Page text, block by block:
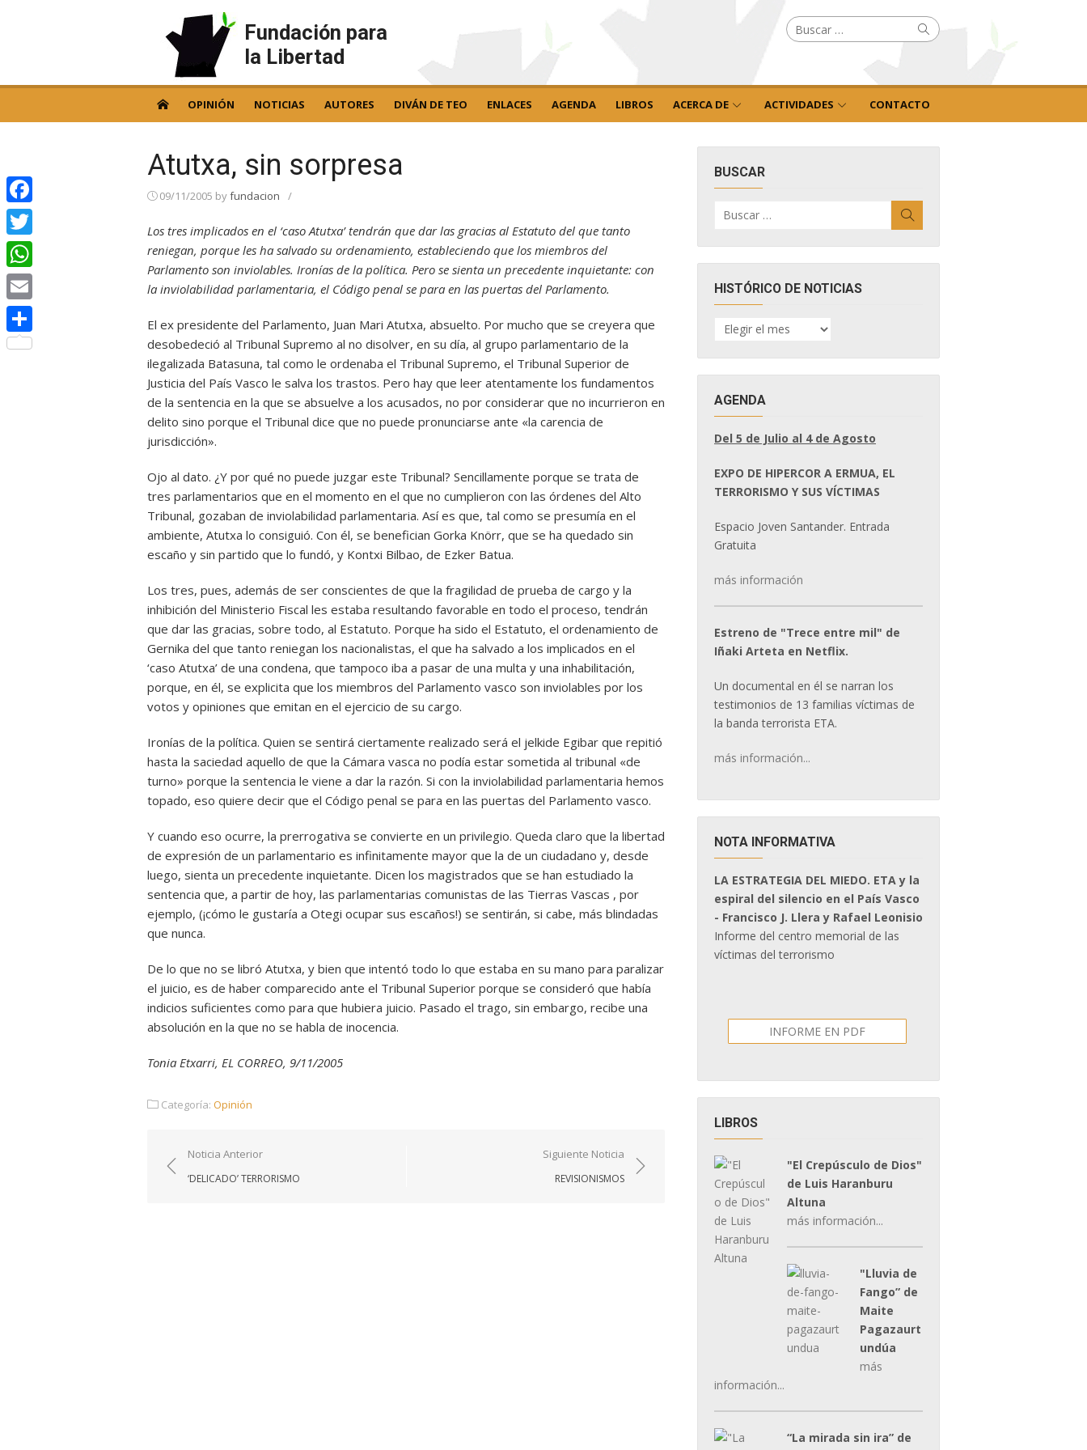
Fundación para
la Libertad
Buscar
por: Buscar
OPINIÓN NOTICIAS AUTORES DIVÁN DE TEO ENLACES AGENDA LIBROS ACERCA DE ACTIVIDADES CONTACTO
Atutxa, sin sorpresa
09/11/2005 byfundacion /
Los tres implicados en el ‘caso Atutxa’ tendrán que dar las gracias al Estatuto del que tanto
reniegan, porque les ha salvado su ordenamiento, estableciendo que los miembros del
Parlamento son inviolables. Ironías de la política. Pero se sienta un precedente inquietante: con
la inviolabilidad parlamentaria, el Código penal se para en las puertas del Parlamento.
El ex presidente del Parlamento, Juan Mari Atutxa, absuelto. Por mucho que se creyera que
desobedeció al Tribunal Supremo al no disolver, en su día, al grupo parlamentario de la
ilegalizada Batasuna, tal como le ordenaba el Tribunal Supremo, el Tribunal Superior de
Justicia del País Vasco le salva los trastos. Pero hay que leer atentamente los fundamentos
de la sentencia en la que se absuelve a los acusados, no por considerar que no incurrieron en
delito sino porque el Tribunal dice que no puede pronunciarse ante «la carencia de
jurisdicción».
Ojo al dato. ¿Y por qué no puede juzgar este Tribunal? Sencillamente porque se trata de
tres parlamentarios que en el momento en el que no cumplieron con las órdenes del Alto
Tribunal, gozaban de inviolabilidad parlamentaria. Así es que, tal como se presumía en el
ambiente, Atutxa lo consiguió. Con él, se benefician Gorka Knörr, que se ha quedado sin
escaño y sin partido que lo fundó, y Kontxi Bilbao, de Ezker Batua.
Los tres, pues, además de ser conscientes de que la fragilidad de prueba de cargo y la
inhibición del Ministerio Fiscal les estaba resultando favorable en todo el proceso, tendrán
que dar las gracias, sobre todo, al Estatuto. Porque ha sido el Estatuto, el ordenamiento de
Gernika del que tanto reniegan los nacionalistas, el que ha salvado a los implicados en el
‘caso Atutxa’ de una condena, que tampoco iba a pasar de una multa y una inhabilitación,
porque, en él, se explicita que los miembros del Parlamento vasco son inviolables por los
votos y opiniones que emitan en el ejercicio de su cargo.
Ironías de la política. Quien se sentirá ciertamente realizado será el jelkide Egibar que repitió
hasta la saciedad aquello de que la Cámara vasca no podía estar sometida al tribunal «de
turno» porque la sentencia le viene a dar la razón. Si con la inviolabilidad parlamentaria hemos
topado, eso quiere decir que el Código penal se para en las puertas del Parlamento vasco.
Y cuando eso ocurre, la prerrogativa se convierte en un privilegio. Queda claro que la libertad
de expresión de un parlamentario es infinitamente mayor que la de un ciudadano y, desde
luego, sienta un precedente inquietante. Dicen los magistrados que se han estudiado la
sentencia que, a partir de hoy, las parlamentarias comunistas de las Tierras Vascas , por
ejemplo, (¡cómo le gustaría a Otegi ocupar sus escaños!) se sentirán, si cabe, más blindadas
que nunca.
De lo que no se libró Atutxa, y bien que intentó todo lo que estaba en su mano para paralizar
el juicio, es de haber comparecido ante el Tribunal Superior porque se consideró que había
indicios suficientes como para que hubiera juicio. Pasado el trago, sin embargo, recibe una
absolución en la que no se habla de inocencia.
Tonia Etxarri, EL CORREO, 9/11/2005
Categoría: Opinión
Navegación
de
Noticia Anterior
‘DELICADO’ TERRORISMO
Siguiente Noticia
REVISIONISMOS
BUSCAR
por:
HISTÓRICO DE NOTICIAS
HISTÓRICO
DE
AGENDA
Del 5 de Julio al 4 de Agosto
EXPO DE HIPERCOR A ERMUA, EL
TERRORISMO Y SUS VÍCTIMAS
Espacio Joven Santander. Entrada
Gratuita
más información
Estreno de "Trece entre mil" de
Iñaki Arteta en Netflix.
Un documental en él se narran los
testimonios de 13 familias víctimas de
la banda terrorista ETA.
más información...
NOTA INFORMATIVA
LA ESTRATEGIA DEL MIEDO. ETA y la
espiral del silencio en el País Vasco
- Francisco J. Llera y Rafael Leonisio
Informe del centro memorial de las
víctimas del terrorismo
INFORME EN PDF
LIBROS
"El Crepúsculo de Dios"
de Luis Haranburu
Altuna
más información...
"Lluvia de
Fango” de
Maite
Pagazaurt
undúa
más
información...
“La mirada sin ira” de
Facebook
Twitter
WhatsApp
Email
Compartir